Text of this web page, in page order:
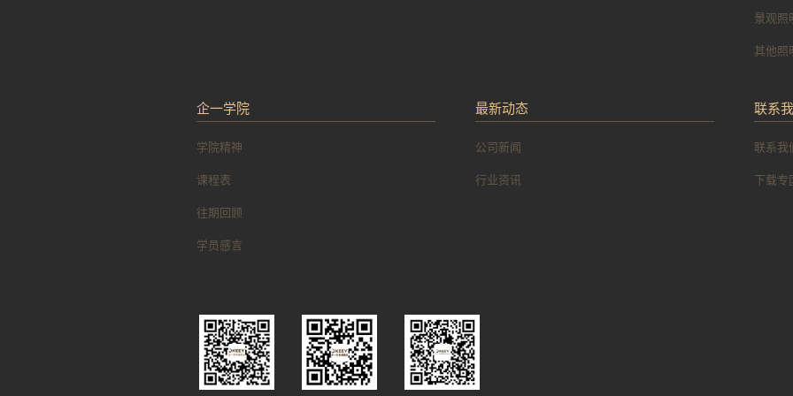
景观照
其他照
企一学院
学院精神
课程表
往期回顾
学员感言
最新动态
公司新闻
行业资讯
联系
联系我
下载专